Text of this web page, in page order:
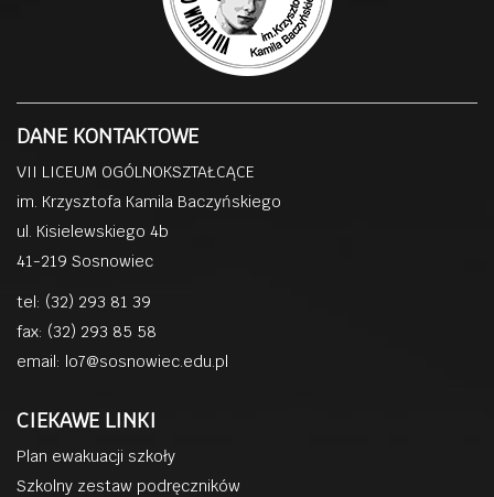
DANE KONTAKTOWE
VII LICEUM OGÓLNOKSZTAŁCĄCE
im. Krzysztofa Kamila Baczyńskiego
ul. Kisielewskiego 4b
41-219 Sosnowiec
tel: (32) 293 81 39
fax: (32) 293 85 58
email: lo7@sosnowiec.edu.pl
CIEKAWE LINKI
Plan ewakuacji szkoły
Szkolny zestaw podręczników